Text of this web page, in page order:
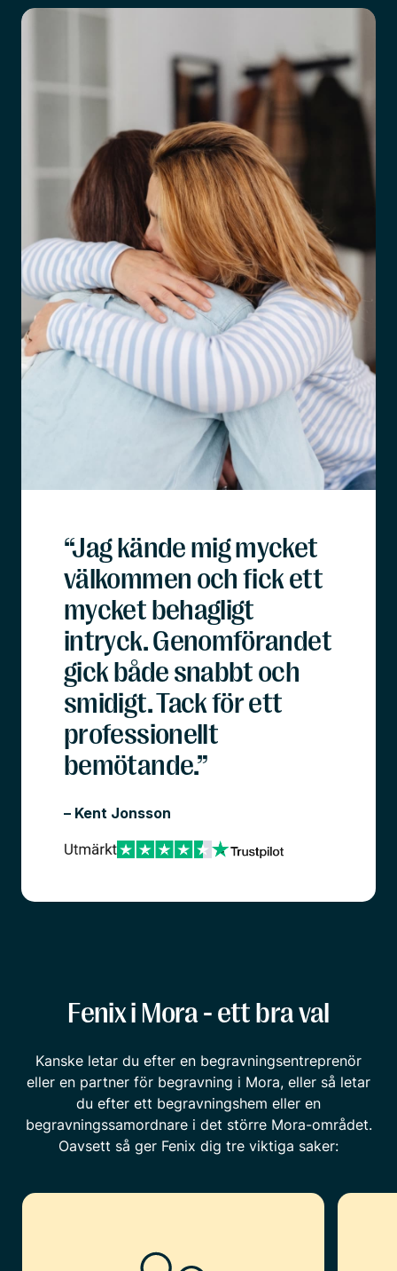
“Jag kände mig mycket
välkommen och fick ett
mycket behagligt
intryck. Genomförandet
gick både snabbt och
smidigt. Tack för ett
professionellt
bemötande.”
– Kent Jonsson
Fenix i Mora - ett bra val
Kanske letar du efter en begravningsentreprenör
eller en partner för begravning i Mora, eller så letar
du efter ett begravningshem eller en
begravningssamordnare i det större Mora-området.
Oavsett så ger Fenix dig tre viktiga saker: